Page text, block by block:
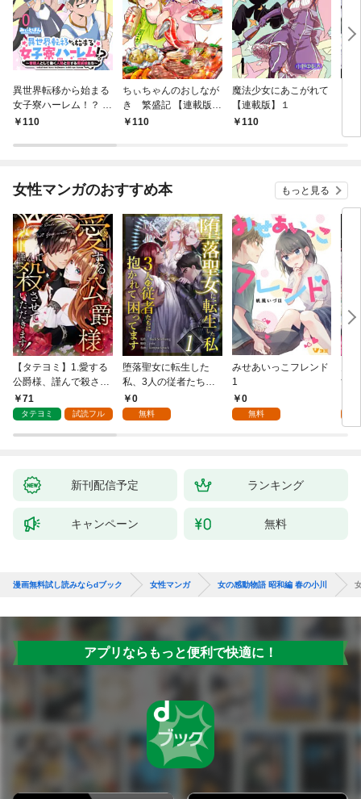
異世界転移から始まる
女子寮ハーレム！？ ～
管理人として働く人間
【連載版】０
110
ちぃちゃんのおしなが
き 繁盛記 【連載版】
１110
魔法少女にあこがれて
【連載版】１
110
女性マンガのおすすめ本 もっと見る
【タテヨミ】1.愛する
公爵様、謹んで殺させ
ていただきます！
71
タテヨミ 試読フル
堕落聖女に転生した
私、3人の従者たちに
抱かれて困ってます 第
1話
0
無料
みせあいっこフレンド
1
0
無料
す
ま
新刊配信予定 ランキング
キャンペーン 無料
漫画無料試し読みならdブック 女性マンガ 女の感動物語 昭和編 春の小川
アプリならもっと便利で快適に！